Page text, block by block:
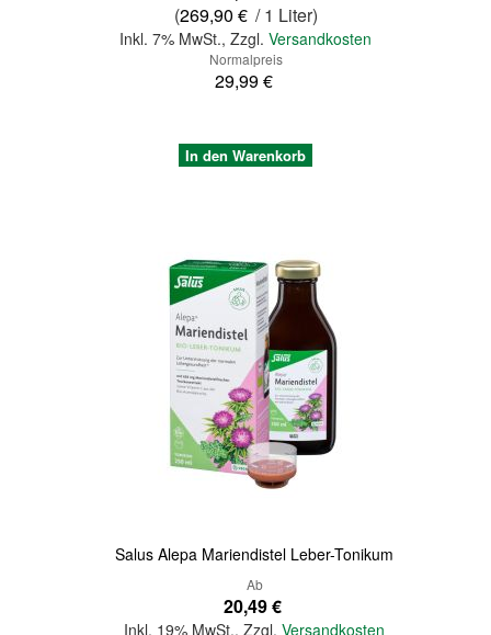
(269,90 € / 1 Liter)
Inkl. 7% MwSt., Zzgl. Versandkosten
Normalpreis
29,99 €
In den Warenkorb
Salus Alepa Mariendistel Leber-Tonikum
Ab
20,49 €
Inkl. 19% MwSt.,Zzgl.Versandkosten